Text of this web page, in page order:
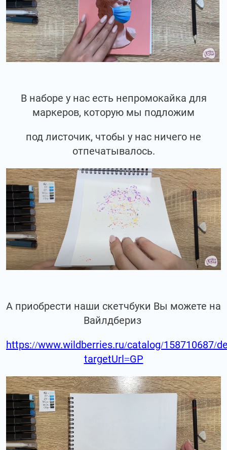
В наборе у нас есть непромокайка для
маркеров, которую мы подложим
под листочик, чтобы у нас ничего не
отпечатывалось.
А приобрести наши скетчбуки Вы можете на
Вайлдбериз
https://www.wildberries.ru/catalog/158710687/
targetUrl=GP